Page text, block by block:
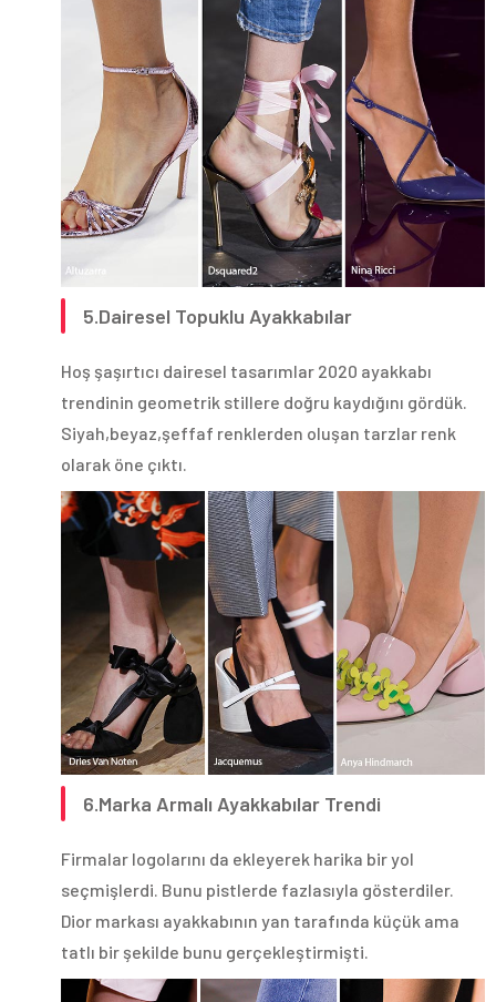
5.Dairesel Topuklu Ayakkabılar
Hoş şaşırtıcı dairesel tasarımlar 2020 ayakkabı
trendinin geometrik stillere doğru kaydığını gördük.
Siyah,beyaz,şeffaf renklerden oluşan tarzlar renk
olarak öne çıktı.
6.Marka Armalı Ayakkabılar Trendi
Firmalar logolarını da ekleyerek harika bir yol
seçmişlerdi. Bunu pistlerde fazlasıyla gösterdiler.
Dior markası ayakkabının yan tarafında küçük ama
tatlı bir şekilde bunu gerçekleştirmişti.